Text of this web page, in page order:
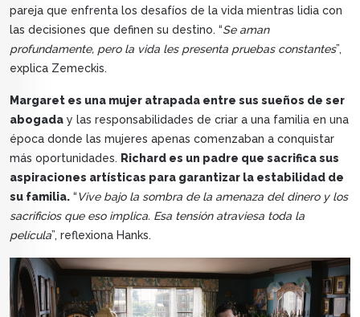
pareja que enfrenta los desafíos de la vida mientras lidia con
las decisiones que definen su destino. “Se aman
profundamente, pero la vida les presenta pruebas constantes”,
explica Zemeckis.
Margaret es una mujer atrapada entre sus sueños de ser
abogada y las responsabilidades de criar a una familia en una
época donde las mujeres apenas comenzaban a conquistar
más oportunidades. Richard es un padre que sacrifica sus
aspiraciones artísticas para garantizar la estabilidad de
su familia. “Vive bajo la sombra de la amenaza del dinero y los
sacrificios que eso implica. Esa tensión atraviesa toda la
película”, reflexiona Hanks.